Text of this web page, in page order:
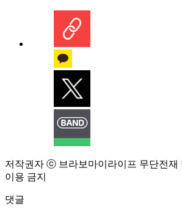
저작권자 ⓒ 브라보마이라이프 무단전재
이용 금지
댓글